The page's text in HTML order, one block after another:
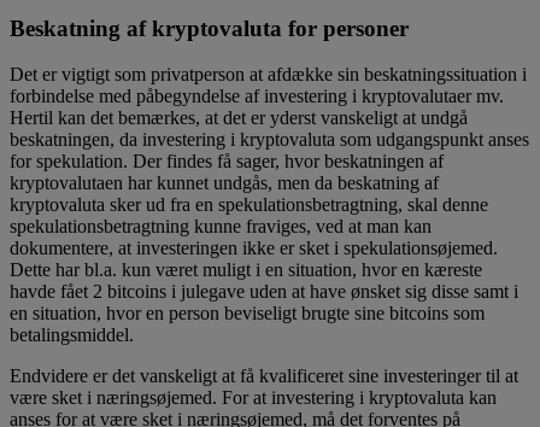
Beskatning af kryptovaluta for personer
Det er vigtigt som privatperson at afdække sin beskatningssituation i
forbindelse med påbegyndelse af investering i kryptovalutaer mv.
Hertil kan det bemærkes, at det er yderst vanskeligt at undgå
beskatningen, da investering i kryptovaluta som udgangspunkt anses
for spekulation. Der findes få sager, hvor beskatningen af
kryptovalutaen har kunnet undgås, men da beskatning af
kryptovaluta sker ud fra en spekulationsbetragtning, skal denne
spekulationsbetragtning kunne fraviges, ved at man kan
dokumentere, at investeringen ikke er sket i spekulationsøjemed.
Dette har bl.a. kun været muligt i en situation, hvor en kæreste
havde fået 2 bitcoins i julegave uden at have ønsket sig disse samt i
en situation, hvor en person beviseligt brugte sine bitcoins som
betalingsmiddel.
Endvidere er det vanskeligt at få kvalificeret sine investeringer til at
være sket i næringsøjemed. For at investering i kryptovaluta kan
anses for at være sket i næringsøjemed, må det forventes på